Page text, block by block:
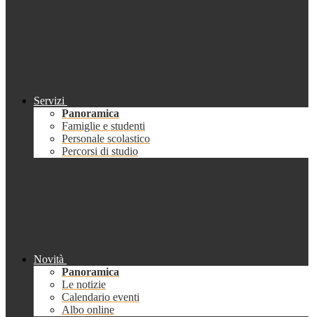
Servizi
Panoramica
Famiglie e studenti
Personale scolastico
Percorsi di studio
Novità
Panoramica
Le notizie
Calendario eventi
Albo online